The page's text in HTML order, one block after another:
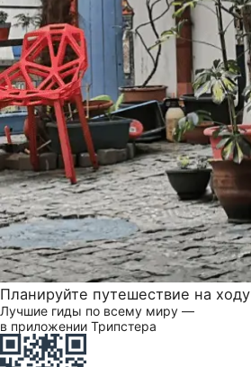
Планируйте путешествие на ходу
Лучшие гиды по всему миру —
в приложении Трипстера